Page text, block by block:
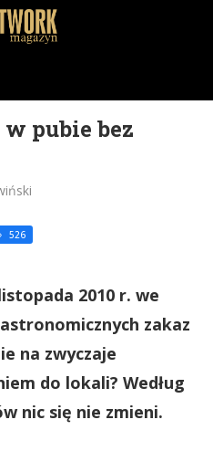
pubie bez
526
2010 r. we
zakaz
na zwyczaje
do lokali? Według
nic się nie zmieni.